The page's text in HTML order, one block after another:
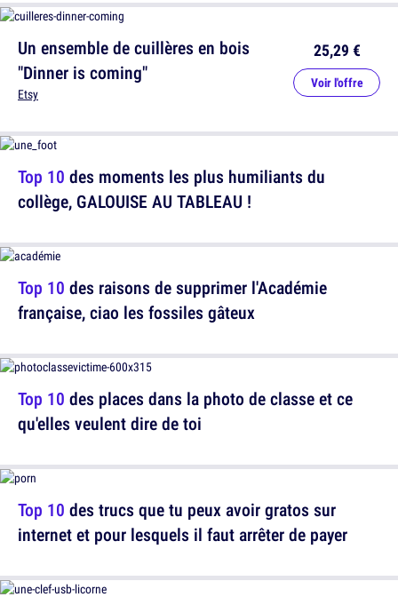
Un ensemble de cuillères en bois
"Dinner is coming"
Etsy
25,29 €
Voir l'offre
Top 10 des raisons de supprimer l'Académie
française, ciao les fossiles gâteux
Top 10 des trucs que tu peux avoir gratos sur
internet et pour lesquels il faut arrêter de payer
Top 10 des moments les plus humiliants du
collège, GALOUISE AU TABLEAU !
Top 10 des places dans la photo de classe et ce
qu'elles veulent dire de toi